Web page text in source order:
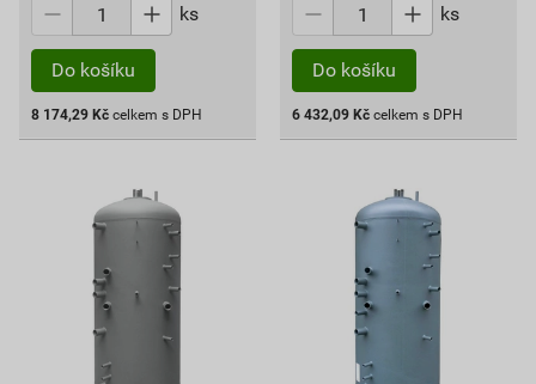
ks
Do košíku
8 174,29 Kč celkem s DPH
ks
Do košíku
6 432,09 Kč celkem s DPH